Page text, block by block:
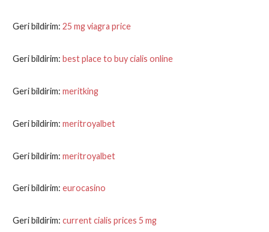
Geri bildirim: 25 mg viagra price
Geri bildirim: best place to buy cialis online
Geri bildirim: meritking
Geri bildirim: meritroyalbet
Geri bildirim: meritroyalbet
Geri bildirim: eurocasino
Geri bildirim: current cialis prices 5 mg